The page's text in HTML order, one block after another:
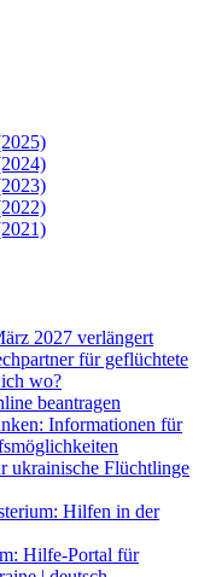
2027 verlängert
für geflüchtete
ich wo?
beantragen
Informationen für
ukrainische Flüchtlinge
Hilfen in der
Hilfe-Portal für